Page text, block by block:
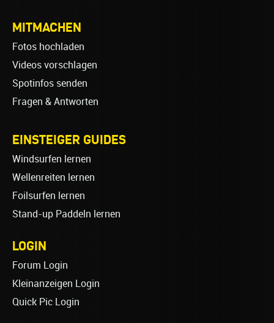
MITMACHEN
Fotos hochladen
Videos vorschlagen
Spotinfos senden
Fragen & Antworten
EINSTEIGER GUIDES
Windsurfen lernen
Wellenreiten lernen
Foilsurfen lernen
Stand-up Paddeln lernen
LOGIN
Forum Login
Kleinanzeigen Login
Quick Pic Login